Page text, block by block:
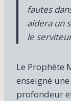
fautes
aidera un
le
Le Prophète
enseigné
profondeur